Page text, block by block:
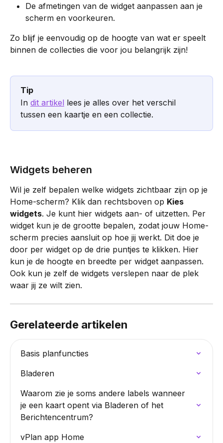
De afmetingen van de widget aanpassen aan je
scherm en voorkeuren.
Zo blijf je eenvoudig op de hoogte van wat er speelt
binnen de collecties die voor jou belangrijk zijn!
Tip
In dit artikel lees je alles over het verschil
tussen een kaartje en een collectie.
Widgets beheren
Wil je zelf bepalen welke widgets zichtbaar zijn op je
Home-scherm? Klik dan rechtsboven op Kies
widgets. Je kunt hier widgets aan- of uitzetten. Per
widget kun je de grootte bepalen, zodat jouw Home-
scherm precies aansluit op hoe jij werkt. Dit doe je
door per widget op de drie puntjes te klikken. Hier
kun je de hoogte en breedte per widget aanpassen.
Ook kun je zelf de widgets verslepen naar de plek
waar jij ze wilt zien.
Gerelateerde artikelen
Basis planfuncties
Bladeren
Waarom zie je soms andere labels wanneer
je een kaart opent via Bladeren of het
Berichtencentrum?
vPlan app Home